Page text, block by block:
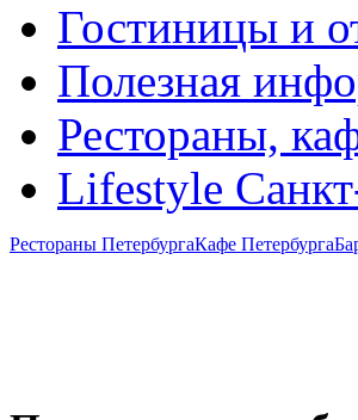
Гостиницы и
Полезная
Рестораны,
Lifestyle
Рестораны ПетербургаКафе Петербурга